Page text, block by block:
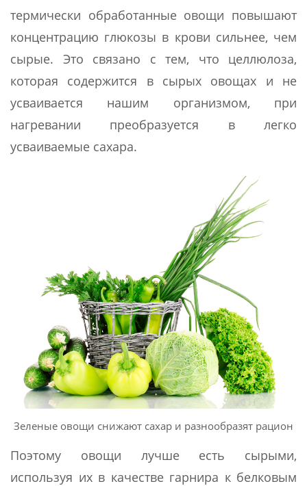
термически обработанные овощи повышают
концентрацию глюкозы в крови сильнее, чем
сырые. Это связано с тем, что целлюлоза,
которая содержится в сырых овощах и не
усваивается нашим организмом, при
нагревании преобразуется в легко
усваиваемые сахара.
Зеленые овощи снижают сахар и разнообразят рацион
Поэтому овощи лучше есть сырыми,
используя их в качестве гарнира к белковым